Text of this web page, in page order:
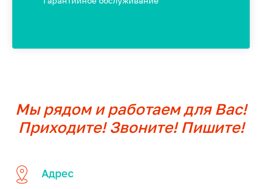
Мы рядом и работаем для Вас!
Приходите! Звоните! Пишите!
Адрес